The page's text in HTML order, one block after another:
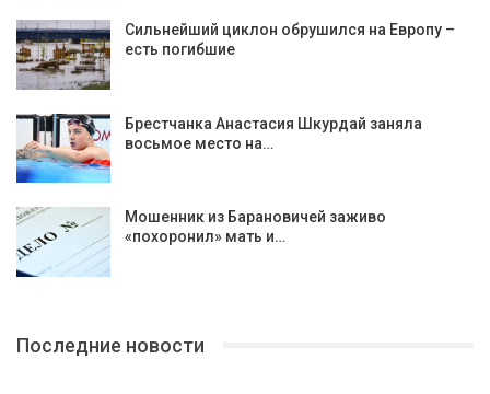
Сильнейший циклон обрушился на Европу –
есть погибшие
Брестчанка Анастасия Шкурдай заняла
восьмое место на…
Мошенник из Барановичей заживо
«похоронил» мать и…
Последние новости